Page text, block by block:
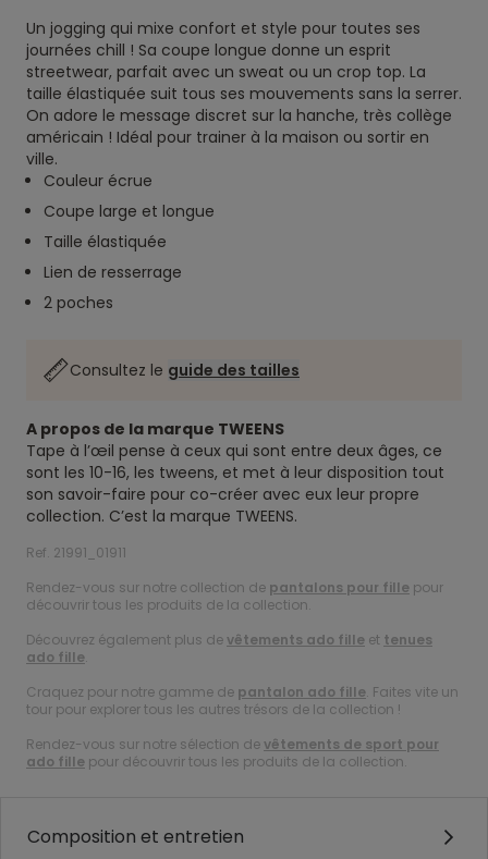
Un jogging qui mixe confort et style pour toutes ses
journées chill ! Sa coupe longue donne un esprit
streetwear, parfait avec un sweat ou un crop top. La
taille élastiquée suit tous ses mouvements sans la serrer.
On adore le message discret sur la hanche, très collège
américain ! Idéal pour trainer à la maison ou sortir en
ville.
Couleur écrue
Coupe large et longue
Taille élastiquée
Lien de resserrage
2 poches
Consultez le guide des tailles
A propos de la marque TWEENS
Tape à l’œil pense à ceux qui sont entre deux âges, ce
sont les 10-16, les tweens, et met à leur disposition tout
son savoir-faire pour co-créer avec eux leur propre
collection. C’est la marque TWEENS.
Ref. 21991_01911
Rendez-vous sur notre collection de pantalons pour fille pour
découvrir tous les produits de la collection.
Découvrez également plus devêtements ado fille et tenues
ado fille.
Craquez pour notre gamme de pantalon ado fille. Faites vite un
tour pour explorer tous les autres trésors de la collection !
Rendez-vous sur notre sélection devêtements de sport pour
ado fille pour découvrir tous les produits de la collection.
Composition et entretien